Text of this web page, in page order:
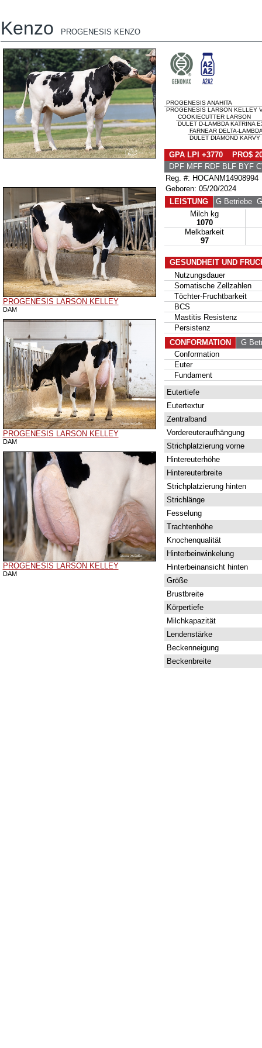
Kenzo PROGENESIS KENZO
PROGENESIS LARSON KELLEY
DAM
PROGENESIS LARSON KELLEY
DAM
PROGENESIS LARSON KELLEY
DAM
PROGENESIS ANAHITA
PROGENESIS LARSON KELLEY
COOKIECUTTER LARSON
DULET D-LAMBDA KATRINA
FARNEAR DELTA-
DULET DIAMOND
GPA LPI +3770 PRO$
DPF MFF RDF BLF BYF
Reg. #: HOCANM14908994
Geboren: 05/20/2024
LEISTUNG
G BetriebeG
Milch kg
1070
Melkbarkeit
97
GESUNDHEIT UND
Nutzungsdauer
Somatische Zellzahlen
Töchter-Fruchtbarkeit
BCS
Mastitis Resistenz
Persistenz
CONFORMATION
G
Conformation
Euter
Fundament
Eutertiefe
Eutertextur
Zentralband
Vordereuteraufhängung
Strichplatzierung vorne
Hintereuterhöhe
Hintereuterbreite
Strichplatzierung hinten
Strichlänge
Fesselung
Trachtenhöhe
Knochenqualität
Hinterbeinwinkelung
Hinterbeinansicht hinten
Größe
Brustbreite
Körpertiefe
Milchkapazität
Lendenstärke
Beckenneigung
Beckenbreite